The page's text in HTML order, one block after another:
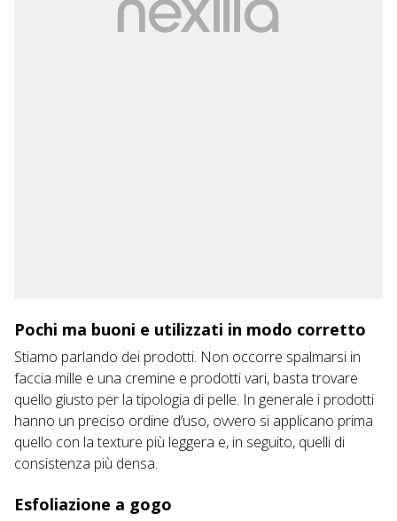
Pochi ma buoni e utilizzati in modo corretto
Stiamo parlando dei prodotti. Non occorre spalmarsi in
faccia mille e una cremine e prodotti vari, basta trovare
quello giusto per la tipologia di pelle. In generale i prodotti
hanno un preciso ordine d’uso, ovvero si applicano prima
quello con la texture più leggera e, in seguito, quelli di
consistenza più densa.
Esfoliazione a gogo